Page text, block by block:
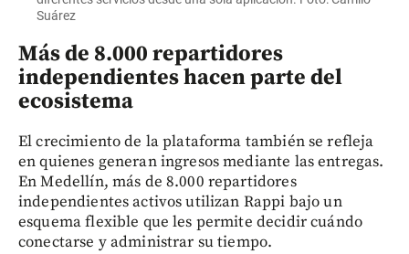
Suárez
Más de 8.000 repartidores
independientes hacen parte del
ecosistema
El crecimiento de la plataforma también se refleja
en quienes generan ingresos mediante las entregas.
En Medellín, más de 8.000 repartidores
independientes activos utilizan Rappi bajo un
esquema flexible que les permite decidir cuándo
conectarse y administrar su tiempo.